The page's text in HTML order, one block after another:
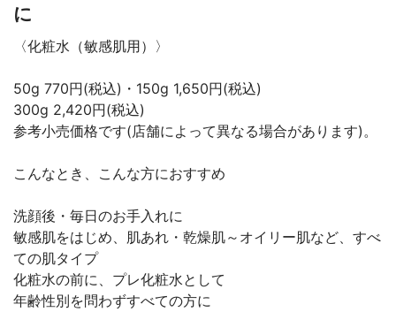
に
〈化粧水（敏感肌用）〉
50g 770円(税込)・150g 1,650円(税込)
300g 2,420円(税込)
参考小売価格です(店舗によって異なる場合があります)。
こんなとき、こんな方におすすめ
洗顔後・毎日のお手入れに
敏感肌をはじめ、肌あれ・乾燥肌～オイリー肌など、すべ
ての肌タイプ
化粧水の前に、プレ化粧水として
年齢性別を問わずすべての方に